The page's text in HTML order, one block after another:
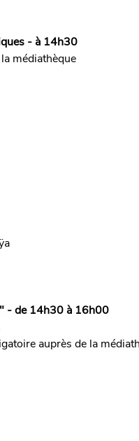
- à 14h30
médiathèque
- de 14h30 à 16h00
auprès de la